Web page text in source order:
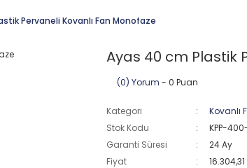
Pervaneli Kovanlı Fan Monofaze
Ayas 40 cm Plastik
(0) Yorum - 0 Puan
Kategori
Kovanlı
Stok Kodu
KPP-
Garanti Süresi
24 Ay
Fiyat